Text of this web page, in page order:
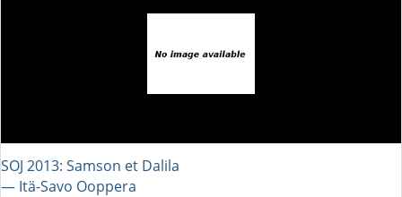
SOJ 2013: Samson et Dalila
― Itä-Savo Ooppera